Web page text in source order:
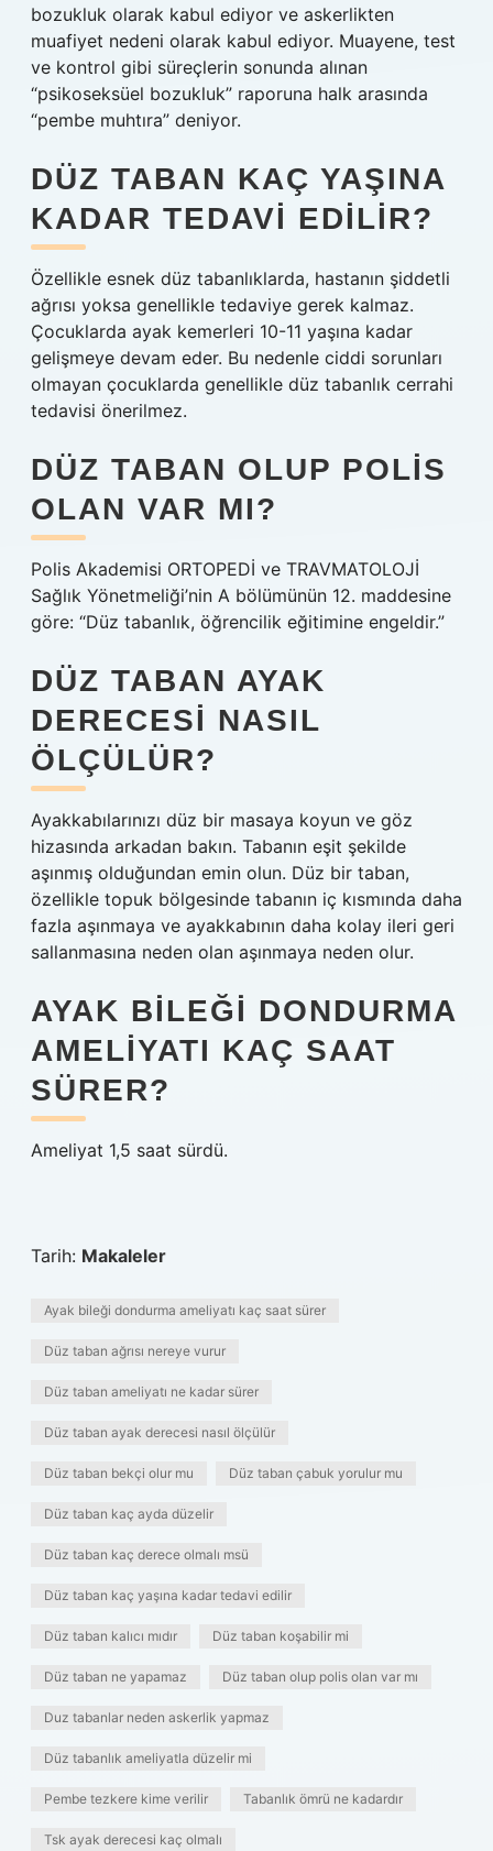
bozukluk olarak kabul ediyor ve askerlikten
muafiyet nedeni olarak kabul ediyor. Muayene, test
ve kontrol gibi süreçlerin sonunda alınan
“psikoseksüel bozukluk” raporuna halk arasında
“pembe muhtıra” deniyor.
DÜZ TABAN KAÇ YAŞINA
KADAR TEDAVI EDILIR?
Özellikle esnek düz tabanlıklarda, hastanın şiddetli
ağrısı yoksa genellikle tedaviye gerek kalmaz.
Çocuklarda ayak kemerleri 10-11 yaşına kadar
gelişmeye devam eder. Bu nedenle ciddi sorunları
olmayan çocuklarda genellikle düz tabanlık cerrahi
tedavisi önerilmez.
DÜZ TABAN OLUP POLIS
OLAN VAR MI?
Polis Akademisi ORTOPEDİ ve TRAVMATOLOJİ
Sağlık Yönetmeliği’nin A bölümünün 12. maddesine
göre: “Düz tabanlık, öğrencilik eğitimine engeldir.”
DÜZ TABAN AYAK
DERECESI NASIL
ÖLÇÜLÜR?
Ayakkabılarınızı düz bir masaya koyun ve göz
hizasında arkadan bakın. Tabanın eşit şekilde
aşınmış olduğundan emin olun. Düz bir taban,
özellikle topuk bölgesinde tabanın iç kısmında daha
fazla aşınmaya ve ayakkabının daha kolay ileri geri
sallanmasına neden olan aşınmaya neden olur.
AYAK BILEĞI DONDURMA
AMELIYATI KAÇ SAAT
SÜRER?
Ameliyat 1,5 saat sürdü.
Tarih: Makaleler
Ayak bileği dondurma ameliyatı kaç saat sürer
Düz taban ağrısı nereye vurur
Düz taban ameliyatı ne kadar sürer
Düz taban ayak derecesi nasıl ölçülür
Düz taban bekçi olur mu Düz taban çabuk yorulur mu
Düz taban kaç ayda düzelir
Düz taban kaç derece olmalı msü
Düz taban kaç yaşına kadar tedavi edilir
Düz taban kalıcı mıdır Düz taban koşabilir mi
Düz taban ne yapamaz Düz taban olup polis olan var mı
Duz tabanlar neden askerlik yapmaz
Düz tabanlık ameliyatla düzelir mi
Pembe tezkere kime verilir Tabanlık ömrü ne kadardır
Tsk ayak derecesi kaç olmalı